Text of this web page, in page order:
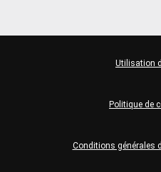
Conditions générales
Politique de
Utilisation